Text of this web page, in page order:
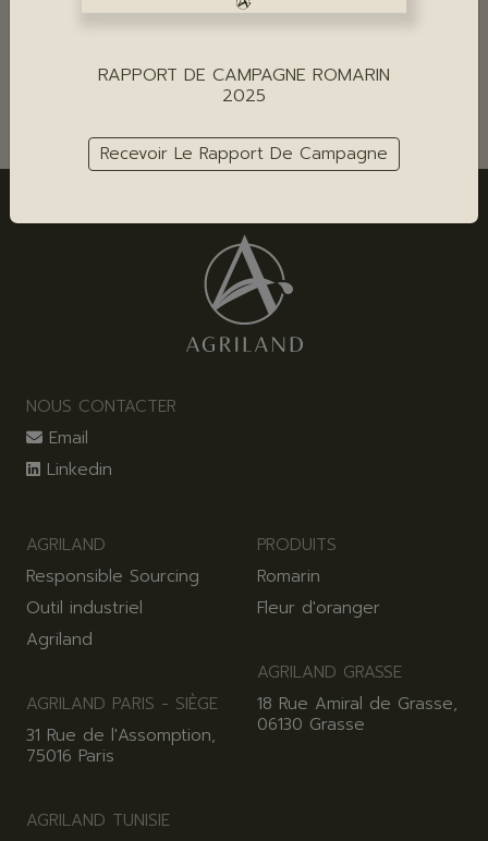
Télécharger
NOUS CONTACTER
Email
Linkedin
AGRILAND
Responsible Sourcing
Outil industriel
Agriland
AGRILAND PARIS - SIÈGE
31 Rue de l'Assomption,
75016 Paris
PRODUITS
Romarin
Fleur d'oranger
AGRILAND GRASSE
18 Rue Amiral de Grasse,
06130 Grasse
AGRILAND TUNISIE
RAPPORT DE CAMPAGNE ROMARIN
2025
Recevoir Le Rapport De Campagne